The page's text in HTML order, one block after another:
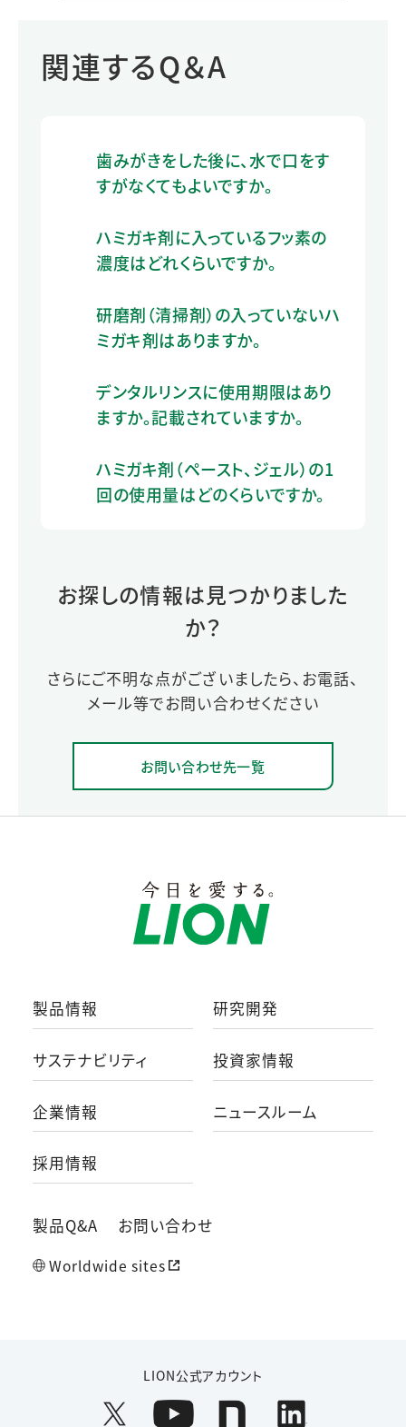
関連するQ＆A
歯みがきをした後に、水で口をす
すがなくてもよいですか。
ハミガキ剤に入っているフッ素の
濃度はどれくらいですか。
研磨剤（清掃剤）の入っていないハ
ミガキ剤はありますか。
デンタルリンスに使用期限はあり
ますか。記載されていますか。
ハミガキ剤（ペースト、ジェル）の1
回の使用量はどのくらいですか。
お探しの情報は見つかりました
か？
さらにご不明な点がございましたら、お電話、
メール等でお問い合わせください
お問い合わせ先一覧
製品情報 研究開発
サステナビリティ 投資家情報
企業情報 ニュースルーム
採用情報
製品Q&A お問い合わせ
Worldwide sites
LION公式アカウント